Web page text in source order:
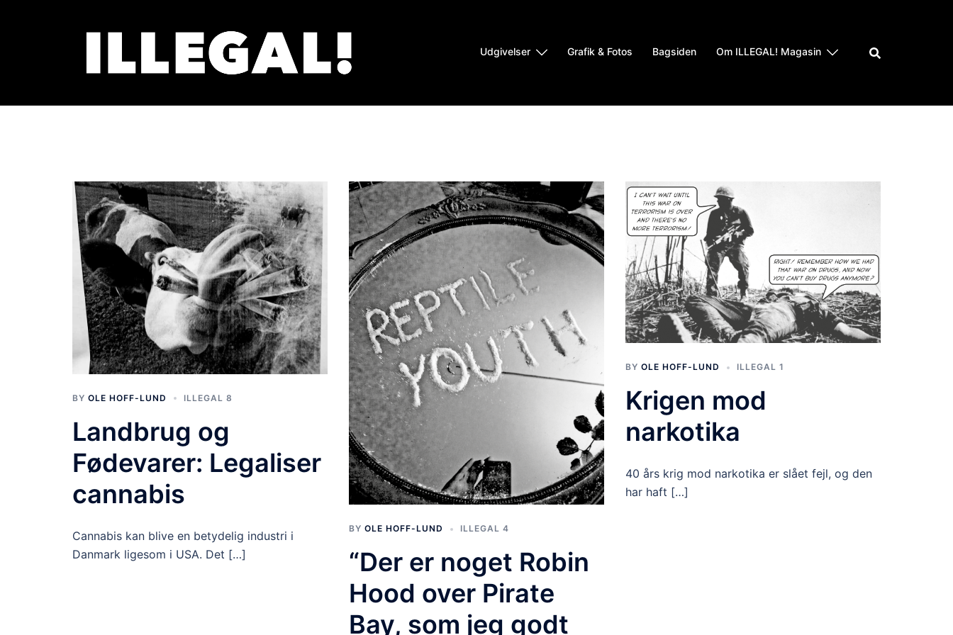
Udgivelser Grafik & Fotos Bagsiden Om ILLEGAL! Magasin
BY OLE HOFF-LUND ILLEGAL 8
Landbrug og
Fødevarer: Legaliser
cannabis
Cannabis kan blive en betydelig industri i
Danmark ligesom i USA. Det […]
BY OLE HOFF-LUND ILLEGAL 4
“Der er noget Robin
Hood over Pirate
Bay, som jeg godt
BY OLE HOFF-LUND ILLEGAL 1
Krigen mod
narkotika
40 års krig mod narkotika er slået fejl, og den
har haft […]